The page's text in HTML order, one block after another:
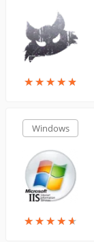
★★★★★
★★★★★
Windows
★★★★★
★★★★★